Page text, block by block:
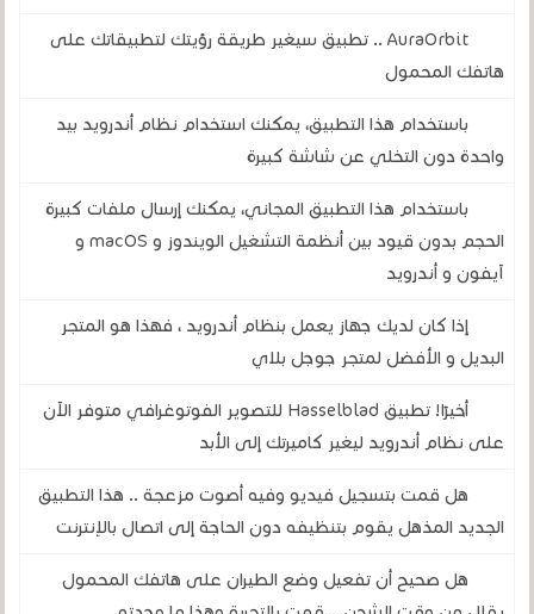
AuraOrbit .. تطبيق سيغير طريقة رؤيتك لتطبيقاتك على
هاتفك المحمول
باستخدام هذا التطبيق، يمكنك استخدام نظام أندرويد بيد
واحدة دون التخلي عن شاشة كبيرة
باستخدام هذا التطبيق المجاني، يمكنك إرسال ملفات كبيرة
الحجم بدون قيود بين أنظمة التشغيل الويندوز و macOS و
آيفون و أندرويد
إذا كان لديك جهاز يعمل بنظام أندرويد ، فهذا هو المتجر
البديل و الأفضل لمتجر جوجل بلاي
أخيرًا! تطبيق Hasselblad للتصوير الفوتوغرافي متوفر الآن
على نظام أندرويد ليغير كاميرتك إلى الأبد
هل قمت بتسجيل فيديو وفيه أصوت مزعجة .. هذا التطبيق
الجديد المذهل يقوم بتنظيفه دون الحاجة إلى اتصال بالإنترنت
هل صحيح أن تفعيل وضع الطيران على هاتفك المحمول